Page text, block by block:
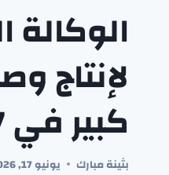
الوكالة
لإنتاج
كبير في 2027
بثينة مبارك يونيو 17, 2026